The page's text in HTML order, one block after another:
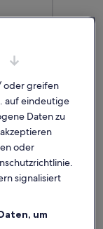
house
oder greifen
auf eindeutige
Daten zu
oder
signalisiert
um